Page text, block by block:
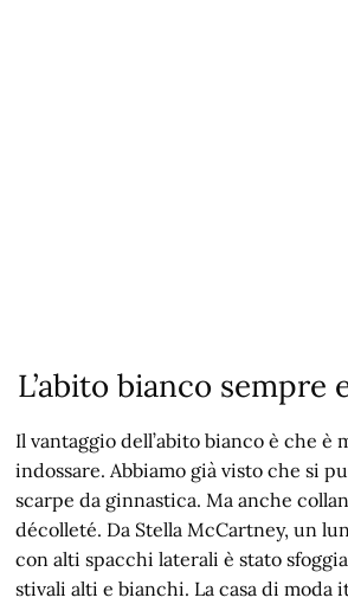
L’abito bianco sempre
Il vantaggio dell’abito bianco è che è
indossare. Abbiamo già visto che si
scarpe da ginnastica. Ma anche
décolleté. Da Stella McCartney, un
con alti spacchi laterali è stato
stivali alti e bianchi. La casa di moda